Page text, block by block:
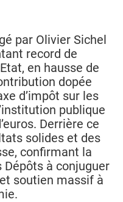
par Olivier Sichel
record de
en hausse de
dopée
d’impôt sur les
publique
Derrière ce
solides et des
confirmant la
Dépôts à conjuguer
soutien massif à